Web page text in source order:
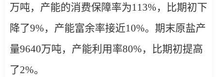
万吨，产能的消费保障率为113%，比期初下
降了9%，产能富余率接近10%。期末原盐产
量9640万吨，产能利用率80%，比期初提高
了2%。